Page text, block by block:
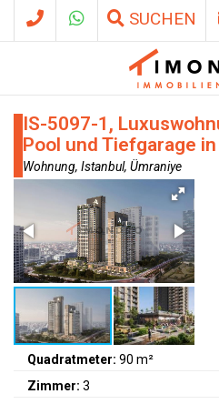
SUCHEN
IS-5097-1,
Pool und Tiefgarage
Wohnung, Istanbul, Ümraniye
Quadratmeter: 90 m²
Zimmer: 3